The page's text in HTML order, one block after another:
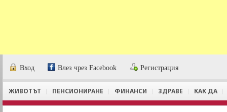
Вход Влез чрез Facebook Регистрация
ЖИВОТЪТ ПЕНСИОНИРАНЕ ФИНАНСИ ЗДРАВЕ КАК ДА